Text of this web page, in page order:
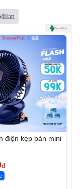
điện kẹp bàn mini
đ